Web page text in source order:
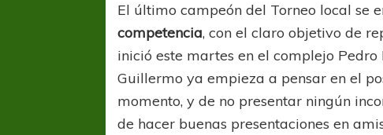
El último campeón del Torneo local se
competencia, con el claro objetivo de
inició este martes en el complejo
Guillermo ya empieza a pensar en el
momento, y de no presentar ningún
de hacer buenas presentaciones en